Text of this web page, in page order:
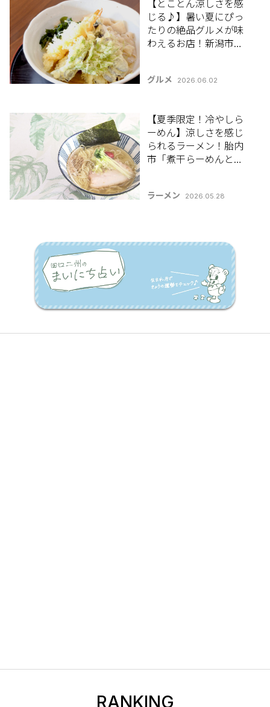
【とことん涼しさを感
じる♪】暑い夏にぴっ
たりの絶品グルメが味
わえるお店！新潟市江
のひんやりスポット・
グルメ 2026.06.02
【夏季限定！冷やしら
ーめん】涼しさを感じ
られるラーメン！胎内
市「煮干らーめんとか
ット・グルメ特集
ラーメン 2026.05.28
RANKING